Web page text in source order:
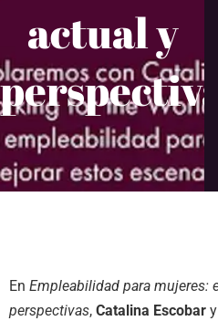
actual y
perspectivas
En Empleabilidad para mujeres:
perspectivas, Catalina Escobar y